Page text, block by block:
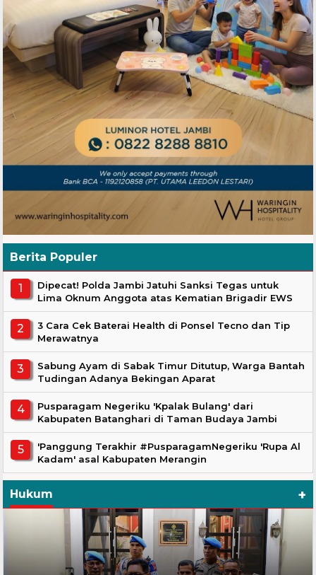
Berita Populer
Dipecat! Polda Jambi Jatuhi Sanksi Tegas untuk
Lima Oknum Anggota atas Kematian Brigadir EWS
3 Cara Cek Baterai Health di Ponsel Tecno dan Tip
Merawatnya
Sabung Ayam di Sabak Timur Ditutup, Warga Bantah
Tudingan Adanya Bekingan Aparat
Pusparagam Negeriku 'Kpalak Bulang' dari
Kabupaten Batanghari di Taman Budaya Jambi
'Panggung Terakhir #PusparagamNegeriku 'Rupa Al
Kadam' asal Kabupaten Merangin
Hukum +